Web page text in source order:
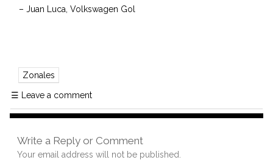
– Juan Luca, Volkswagen Gol
Zonales
☰ Leave a comment
Write a Reply or Comment
Your email address will not be published.